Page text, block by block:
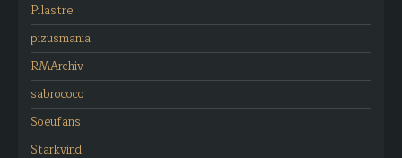
Pilastre
pizusmania
RMArchiv
sabrococo
Soeufans
Starkvind